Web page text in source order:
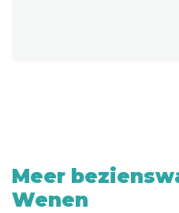
Meer
Wenen